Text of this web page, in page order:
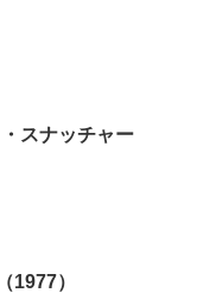
スナッチャー
1977）